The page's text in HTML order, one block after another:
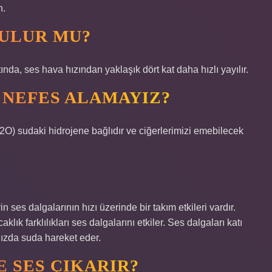
MU?
ses hava hızından yaklaşık dört kat daha hızlı yayılır.
ALAMAYIZ?
sudaki hidrojene bağlıdır ve ciğerlerimizi emebilecek
dalgalarının hızı üzerinde bir takım etkileri vardır.
farklılıkları ses dalgalarını etkiler. Ses dalgaları katı
suda hareket eder.
SES ÇIKARIR?